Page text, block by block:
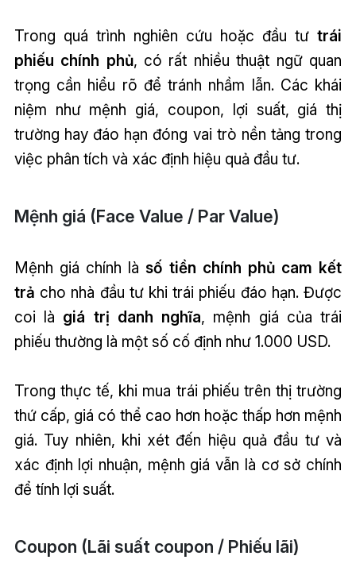
Trong quá trình nghiên cứu hoặc đầu tưtrái
phiếu chính phủ, có rất nhiều thuật ngữ quan
trọng cần hiểu rõ để tránh nhầm lẫn. Các khái
niệm như mệnh giá, coupon, lợi suất, giá thị
trường hay đáo hạn đóng vai trò nền tảng trong
việc phân tích và xác định hiệu quả đầu tư.
Mệnh giá (Face Value / Par Value)
Mệnh giá chính là số tiền chính phủ cam kết
trả cho nhà đầu tư khi trái phiếu đáo hạn. Được
coi là giá trị danh nghĩa, mệnh giá của trái
phiếu thường là một số cố định như 1.000 USD.
Trong thực tế, khi mua trái phiếu trên thị trường
thứ cấp, giá có thể cao hơn hoặc thấp hơn mệnh
giá. Tuy nhiên, khi xét đến hiệu quả đầu tư và
xác định lợi nhuận, mệnh giá vẫn là cơ sở chính
để tính lợi suất.
Coupon (Lãi suất coupon / Phiếu lãi)